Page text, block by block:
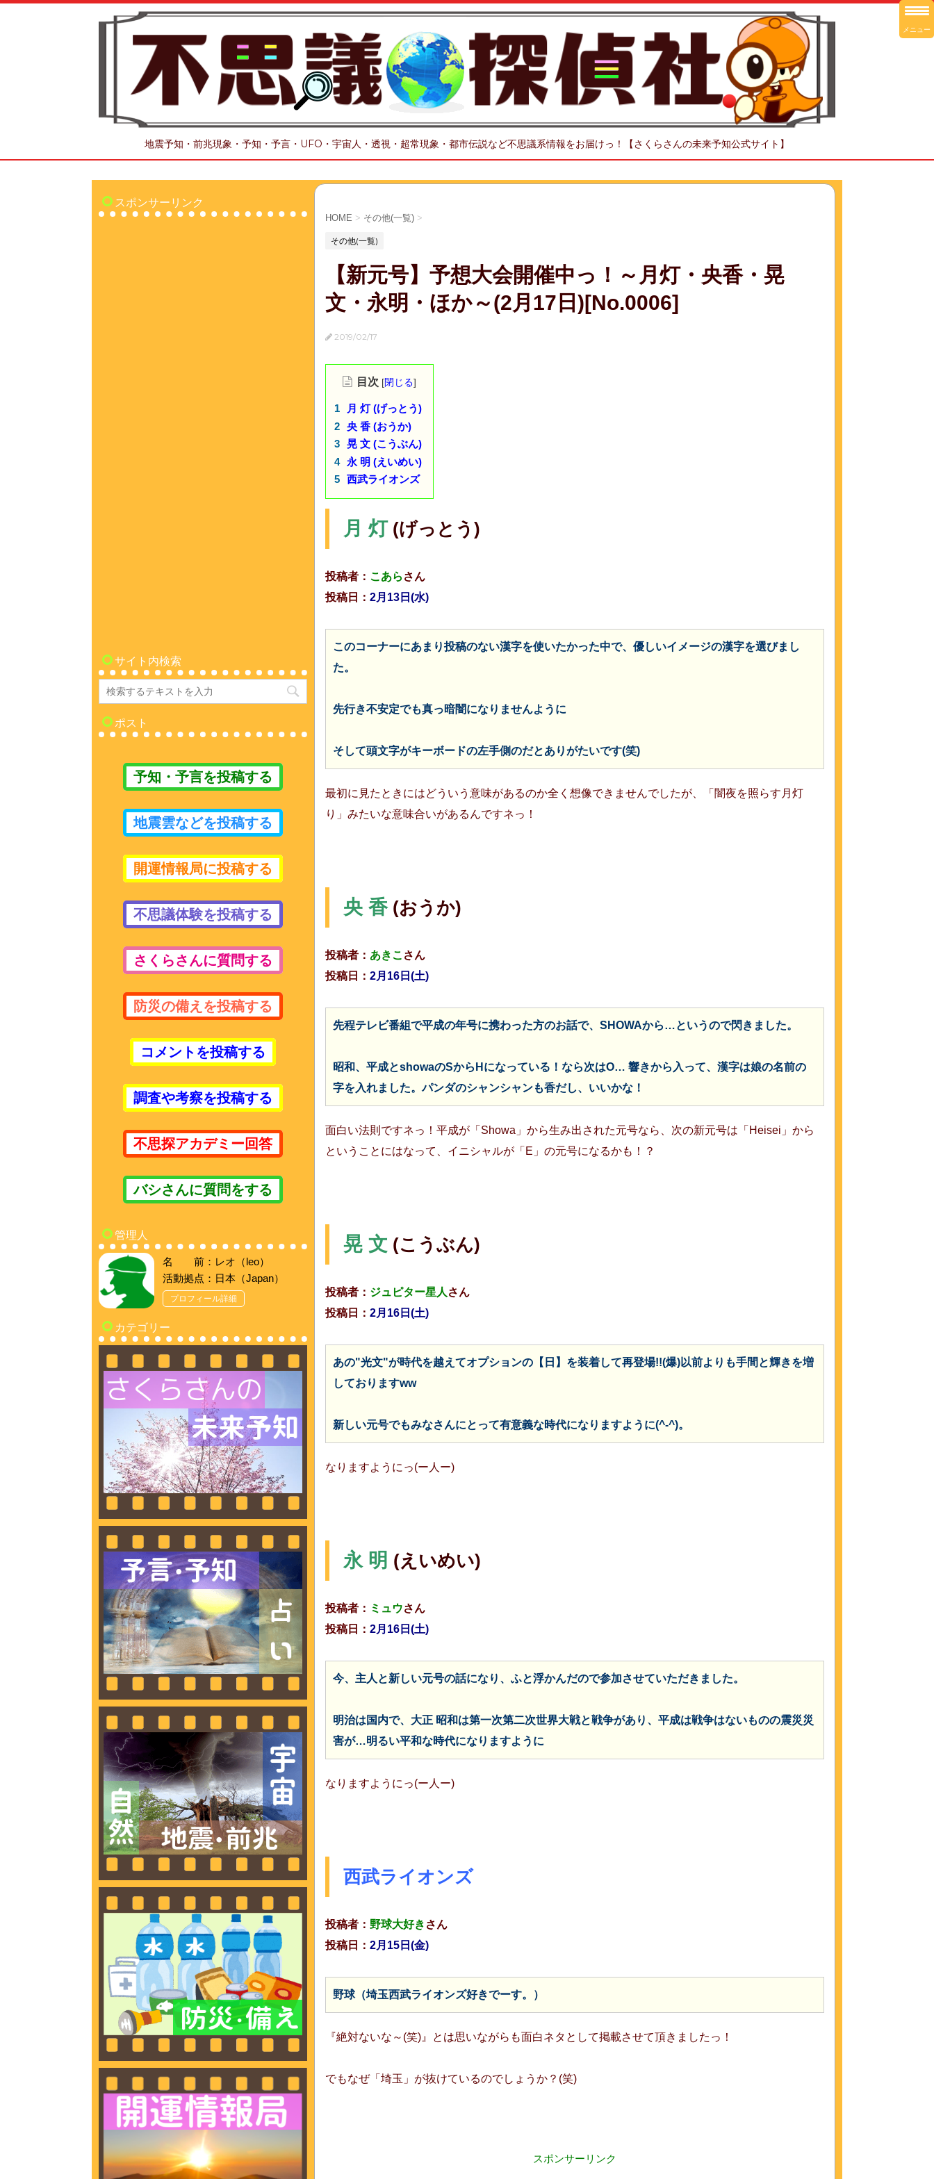
地震予知・前兆現象・予知・予言・UFO・宇宙人・透視・超常現象・都市伝説など不思議系情報をお届けっ！【さくらさんの未来予知公式サイト】
HOME > その他(一覧) >
その他(一覧)
【新元号】予想大会開催中っ！～月灯・央香・晃
文・永明・ほか～(2月17日)[No.0006]
2019/02/17
目次 [閉じる]
月 灯 (げっとう)
央 香 (おうか)
晃 文 (こうぶん)
永 明 (えいめい)
西武ライオンズ
月 灯(げっとう)
投稿者： こあら さん
投稿日： 2月13日(水)
このコーナーにあまり投稿のない漢字を使いたかった中で、優しいイメージの漢字を選びまし
た。
先行き不安定でも真っ暗闇になりませんように
そして頭文字がキーボードの左手側のだとありがたいです(笑)
最初に見たときにはどういう意味があるのか全く想像できませんでしたが、「闇夜を照らす月灯
り」みたいな意味合いがあるんですネっ！
央 香(おうか)
投稿者： あきこ さん
投稿日： 2月16日(土)
先程テレビ番組で平成の年号に携わった方のお話で、SHOWAから…というので閃きました。
昭和、平成とshowaのSからHになっている！なら次はO… 響きから入って、漢字は娘の名前の
字を入れました。パンダのシャンシャンも香だし、いいかな！
面白い法則ですネっ！平成が「Showa」から生み出された元号なら、次の新元号は「Heisei」から
ということにはなって、イニシャルが「E」の元号になるかも！？
晃 文 (こうぶん)
投稿者： ジュピター星人さん
投稿日： 2月16日(土)
あの"光文"が時代を越えてオプションの【日】を装着して再登場!!(爆)以前よりも手間と輝きを増
しておりますww
新しい元号でもみなさんにとって有意義な時代になりますように(^-^)。
なりますようにっ(ー人ー)
永 明 (えいめい)
投稿者： ミュウさん
投稿日： 2月16日(土)
今、主人と新しい元号の話になり、 ふと浮かんだので参加させていただきました。
明治は国内で、大正 昭和は第一次第二次世界大戦と戦争があり、平成は戦争はないものの震災災
害が…明るい平和な時代になりますように
なりますようにっ(ー人ー)
西武ライオンズ
投稿者： 野球大好き さん
投稿日： 2月15日(金)
野球（埼玉西武ライオンズ好きでーす。）
『絶対ないな～(笑)』とは思いながらも面白ネタとして掲載させて頂きましたっ！
でもなぜ「埼玉」が抜けているのでしょうか？(笑)
スポンサーリンク
スポンサーリンク
サイト内検索
ポスト
予知・予言を投稿する
地震雲などを投稿する
開運情報局に投稿する
不思議体験を投稿する
さくらさんに質問する
防災の備えを投稿する
コメントを投稿する
調査や考察を投稿する
不思探アカデミー回答
バシさんに質問をする
管理人
名 前：レオ（leo）
活動拠点：日本（Japan）
プロフィール詳細
カテゴリー
メニュー